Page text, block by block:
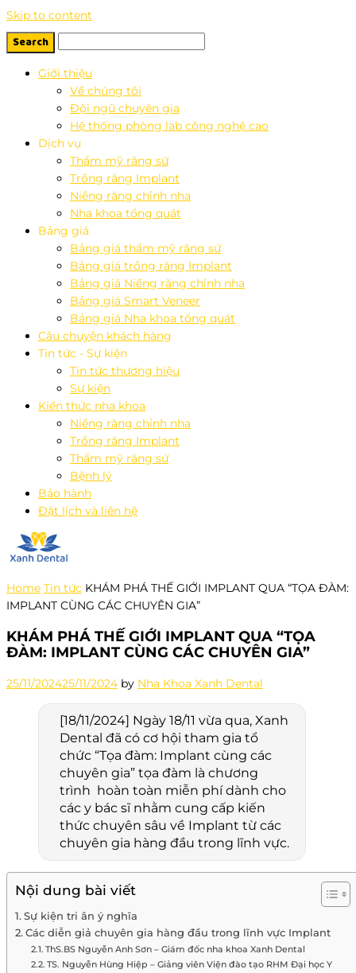
Skip to content
Giới thiệu
Về chúng tôi
Đội ngũ chuyên gia
Hệ thống phòng lab công nghệ cao
Dịch vụ
Thẩm mỹ răng sứ
Trồng răng Implant
Niềng răng chỉnh nha
Nha khoa tổng quát
Bảng giá
Bảng giá thẩm mỹ răng sứ
Bảng giá trồng răng Implant
Bảng giá Niềng răng chỉnh nha
Bảng giá Smart Veneer
Bảng giá Nha khoa tổng quát
Câu chuyện khách hàng
Tin tức - Sự kiện
Tin tức thương hiệu
Sự kiện
Kiến thức nha khoa
Niềng răng chỉnh nha
Trồng răng Implant
Thẩm mỹ răng sứ
Bệnh lý
Bảo hành
Đặt lịch và liên hệ
Home Tin tức KHÁM PHÁ THẾ GIỚI IMPLANT QUA “TỌA ĐÀM:
IMPLANT CÙNG CÁC CHUYÊN GIA”
KHÁM PHÁ THẾ GIỚI IMPLANT QUA “TỌA
ĐÀM: IMPLANT CÙNG CÁC CHUYÊN GIA”
25/11/202425/11/2024 by Nha Khoa Xanh Dental
[18/11/2024] Ngày 18/11 vừa qua, Xanh
Dental đã có cơ hội tham gia tổ
chức “Tọa đàm: Implant cùng các
chuyên gia” tọa đàm là chương
trình hoàn toàn miễn phí dành cho
các y bác sĩ nhằm cung cấp kiến
thức chuyên sâu về Implant từ các
chuyên gia hàng đầu trong lĩnh vực.
Nội dung bài viết
Sự kiện tri ân ý nghĩa
Các diễn giả chuyên gia hàng đầu trong lĩnh vực Implant
ThS.BS Nguyễn Anh Sơn – Giám đốc nha khoa Xanh Dental
TS. Nguyễn Hùng Hiệp – Giảng viên Viện đào tạo RHM Đại học Y